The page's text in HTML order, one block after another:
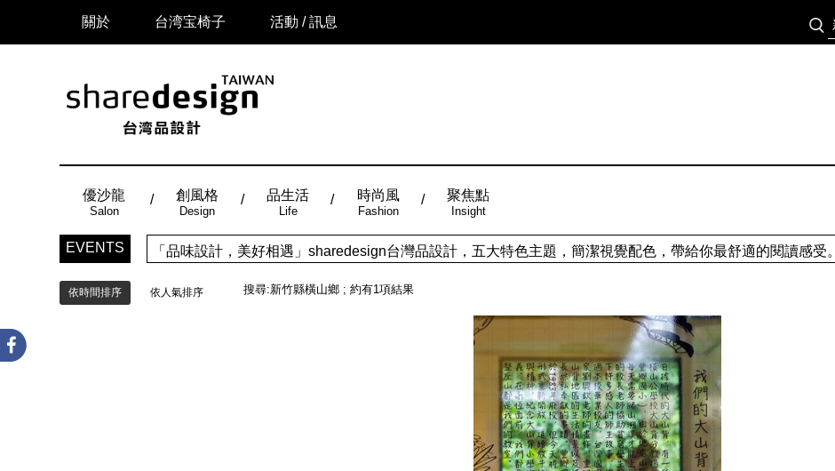
關於 台湾宝椅子 活動 / 訊息
優沙龍
Salon
創風格
Design
品生活
Life
時尚風
Fashion
聚焦點
Insight
EVENTS 「品味設計，美好相遇」sharedesign台灣品設計，五大特色主題，簡潔視覺配色，帶給你最舒適的閱讀感受。
時尚風：Made in Taiwan， 從台灣原創時尚，領略潮流趨勢，體現個人穿搭品味。
依時間排序 依人氣排序 搜尋:新竹縣橫山鄉 ; 約有1項結果